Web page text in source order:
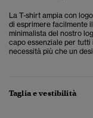
La T-shirt ampia con
di esprimere facilmente
minimalista del nostro
capo essenziale per
necessità più che un
Taglia e vestibilità